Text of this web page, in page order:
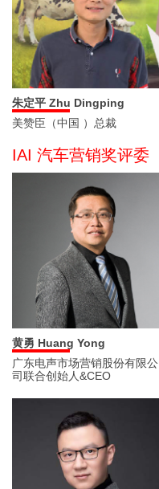
朱定平 Zhu Dingping
美赞臣（中国 ）总裁
IAI 汽车营销奖评委
黄勇 Huang Yong
广东电声市场营销股份有限公
司联合创始人&CEO